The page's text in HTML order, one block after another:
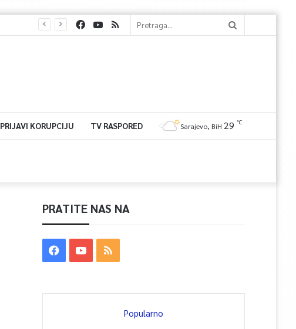
PRIJAVI KORUPCIJU TV RASPORED Sarajevo, BiH 29 ℃
PRATITE NAS NA
Popularno